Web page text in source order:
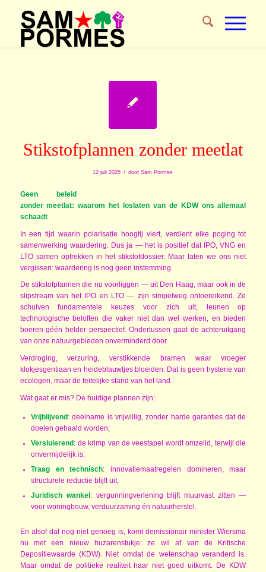
Stikstofplannen zonder meetlat
12 juli 2025 / doorSam Pormes
Geen beleid
zonder meetlat: waarom het loslaten van de KDW ons allemaal
schaadt
In een tijd waarin polarisatie hoogtij viert, verdient elke poging tot
samenwerking waardering. Dus ja — het is positief dat IPO, VNG en
LTO samen optrekken in het stikstofdossier. Maar laten we ons niet
vergissen: waardering is nog geen instemming.
De stikstofplannen die nu voorliggen — uit Den Haag, maar ook in de
slipstream van het IPO en LTO — zijn simpelweg ontoereikend. Ze
schuiven fundamentele keuzes voor zich uit, leunen op
technologische beloften die vaker niet dan wel werken, en bieden
boeren géén helder perspectief. Ondertussen gaat de achteruitgang
van onze natuurgebieden onverminderd door.
Verdroging, verzuring, verstikkende bramen waar vroeger
klokjesgentiaan en heideblauwtjes bloeiden. Dat is geen hysterie van
ecologen, maar de feitelijke stand van het land.
Wat gaat er mis? De huidige plannen zijn:
Vrijblijvend : deelname is vrijwillig, zonder harde garanties dat de
doelen gehaald worden;
Versluierend : de krimp van de veestapel wordt omzeild, terwijl die
onvermijdelijk is;
Traag en technisch: innovatiemaatregelen domineren, maar
structurele reductie blijft uit;
Juridisch wankel : vergunningverlening blijft muurvast zitten —
voor woningbouw, verduurzaming én natuurherstel.
En alsof dat nog niet genoeg is, komt demissionair minister Wiersma
nu met een nieuw huzarenstukje: ze wil af van de Kritische
Depositiewaarde (KDW). Niet omdat de wetenschap veranderd is.
Maar omdat de politieke realiteit haar niet goed uitkomt. De KDW